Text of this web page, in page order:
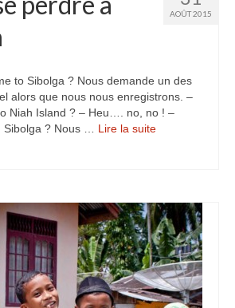
AOÛT 2015
to Sibolga ? Nous demande un des
alors que nous nous enregistrons. –
Niah Island ? – Heu…. no, no ! –
Sibolga ? Nous … Lire la suite­­